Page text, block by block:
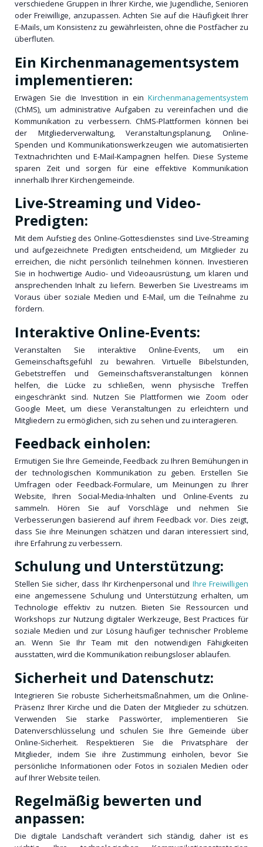
verschiedene Gruppen in Ihrer Kirche, wie Jugendliche, Senioren
oder Freiwillige, anzupassen. Achten Sie auf die Häufigkeit Ihrer
E-Mails, um Konsistenz zu gewährleisten, ohne die Postfächer zu
überfluten.
Ein Kirchenmanagementsystem
implementieren:
Erwägen Sie die Investition in ein Kirchenmanagementsystem
(ChMS), um administrative Aufgaben zu vereinfachen und die
Kommunikation zu verbessern. ChMS-Plattformen können bei
der Mitgliederverwaltung, Veranstaltungsplanung, Online-
Spenden und Kommunikationswerkzeugen wie automatisierten
Textnachrichten und E-Mail-Kampagnen helfen. Diese Systeme
sparen Zeit und sorgen für eine effektive Kommunikation
innerhalb Ihrer Kirchengemeinde.
Live-Streaming und Video-
Predigten:
Mit dem Aufstieg des Online-Gottesdienstes sind Live-Streaming
und aufgezeichnete Predigten entscheidend, um Mitglieder zu
erreichen, die nicht persönlich teilnehmen können. Investieren
Sie in hochwertige Audio- und Videoausrüstung, um klaren und
ansprechenden Inhalt zu liefern. Bewerben Sie Livestreams im
Voraus über soziale Medien und E-Mail, um die Teilnahme zu
fördern.
Interaktive Online-Events:
Veranstalten Sie interaktive Online-Events, um ein
Gemeinschaftsgefühl zu bewahren. Virtuelle Bibelstunden,
Gebetstreffen und Gemeinschaftsveranstaltungen können
helfen, die Lücke zu schließen, wenn physische Treffen
eingeschränkt sind. Nutzen Sie Plattformen wie Zoom oder
Google Meet, um diese Veranstaltungen zu erleichtern und
Mitgliedern zu ermöglichen, sich zu sehen und zu interagieren.
Feedback einholen:
Ermutigen Sie Ihre Gemeinde, Feedback zu Ihren Bemühungen in
der technologischen Kommunikation zu geben. Erstellen Sie
Umfragen oder Feedback-Formulare, um Meinungen zu Ihrer
Website, Ihren Social-Media-Inhalten und Online-Events zu
sammeln. Hören Sie auf Vorschläge und nehmen Sie
Verbesserungen basierend auf ihrem Feedback vor. Dies zeigt,
dass Sie ihre Meinungen schätzen und daran interessiert sind,
ihre Erfahrung zu verbessern.
Schulung und Unterstützung:
Stellen Sie sicher, dass Ihr Kirchenpersonal und Ihre Freiwilligen
eine angemessene Schulung und Unterstützung erhalten, um
Technologie effektiv zu nutzen. Bieten Sie Ressourcen und
Workshops zur Nutzung digitaler Werkzeuge, Best Practices für
soziale Medien und zur Lösung häufiger technischer Probleme
an. Wenn Sie Ihr Team mit den notwendigen Fähigkeiten
ausstatten, wird die Kommunikation reibungsloser ablaufen.
Sicherheit und Datenschutz:
Integrieren Sie robuste Sicherheitsmaßnahmen, um die Online-
Präsenz Ihrer Kirche und die Daten der Mitglieder zu schützen.
Verwenden Sie starke Passwörter, implementieren Sie
Datenverschlüsselung und schulen Sie Ihre Gemeinde über
Online-Sicherheit. Respektieren Sie die Privatsphäre der
Mitglieder, indem Sie ihre Zustimmung einholen, bevor Sie
persönliche Informationen oder Fotos in sozialen Medien oder
auf Ihrer Website teilen.
Regelmäßig bewerten und
anpassen:
Die digitale Landschaft verändert sich ständig, daher ist es